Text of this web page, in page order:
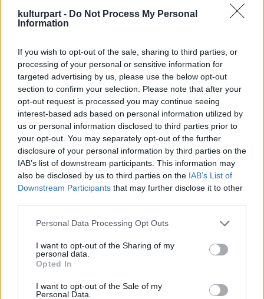
kulturpart - Do Not Process My Personal
Information
If you wish to opt-out of the sale, sharing to third parties, or
processing of your personal or sensitive information for
targeted advertising by us, please use the below opt-out
section to confirm your selection. Please note that after your
opt-out request is processed you may continue seeing
interest-based ads based on personal information utilized by
us or personal information disclosed to third parties prior to
your opt-out. You may separately opt-out of the further
disclosure of your personal information by third parties on the
IAB’s list of downstream participants. This information may
also be disclosed by us to third parties on the IAB’s List of
Downstream Participants that may further disclose it to other
Please note that this website/app uses one or more Google
not limited to your visit or usage behaviour. You may click to
grant or deny consent to Google and its third-party tags to
use your data for below specified purposes in below Google
consent section.
Personal Data Processing Opt Outs
I want to opt-out of the Sharing of my
personal data.
Opted In
I want to opt-out of the Sale of my
Personal Data.
görögországi Joánina város közelében fekvő
Kukúli falu templomából. Az ellopott ikonok
közül több a XVI-XVII. századból való.
A rendőrség nagy erőkkel keresi a tolvajokat,
akik annak ellenére nyomtalanul el tudtak
tűnni zsákmányukkal, hogy a kis faluban sok
turista tölti karácsonyi szabadságát -
jelentette a rádió.
Forrás:MTI
Vallás Bűn Képző Műtárgy